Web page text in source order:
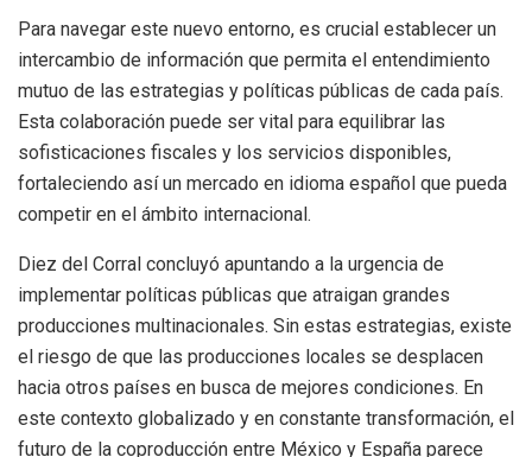
Para navegar este nuevo entorno, es crucial establecer un
intercambio de información que permita el entendimiento
mutuo de las estrategias y políticas públicas de cada país.
Esta colaboración puede ser vital para equilibrar las
sofisticaciones fiscales y los servicios disponibles,
fortaleciendo así un mercado en idioma español que pueda
competir en el ámbito internacional.
Diez del Corral concluyó apuntando a la urgencia de
implementar políticas públicas que atraigan grandes
producciones multinacionales. Sin estas estrategias, existe
el riesgo de que las producciones locales se desplacen
hacia otros países en busca de mejores condiciones. En
este contexto globalizado y en constante transformación, el
futuro de la coproducción entre México y España parece